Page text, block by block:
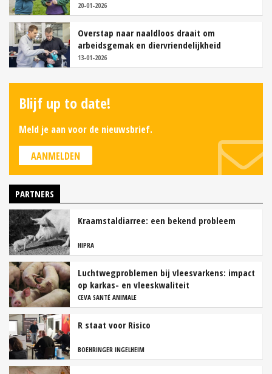
20-01-2026
Overstap naar naaldloos draait om
arbeidsgemak en diervriendelijkheid
13-01-2026
Blijf up to date!
Meld je aan voor de nieuwsbrief.
AANMELDEN
PARTNERS
Kraamstaldiarree: een bekend probleem
HIPRA
Luchtwegproblemen bij vleesvarkens: impact
op karkas- en vleeskwaliteit
CEVA SANTÉ ANIMALE
R staat voor Risico
BOEHRINGER INGELHEIM